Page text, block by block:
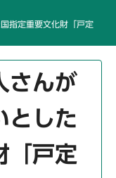
指定重要文化財「戸定
さんが
とした
「戸定